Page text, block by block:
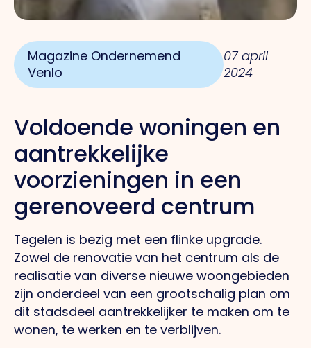
Magazine Ondernemend
Venlo
07 april
2024
Voldoende woningen en
aantrekkelijke
voorzieningen in een
gerenoveerd centrum
Tegelen is bezig met een flinke upgrade.
Zowel de renovatie van het centrum als de
realisatie van diverse nieuwe woongebieden
zijn onderdeel van een grootschalig plan om
dit stadsdeel aantrekkelijker te maken om te
wonen, te werken en te verblijven.